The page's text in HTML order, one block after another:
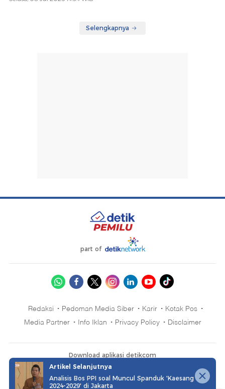
Selengkapnya
part of
Redaksi Pedoman Media Siber Karir
Kotak Pos
Media Partner
Info Iklan Privacy Policy Disclaimer
Download aplikasi detikcom
Artikel Selanjutnya
Analisis Bos PPI soal Muncul Spanduk 'Kaesang
2024-2029' di Jakarta